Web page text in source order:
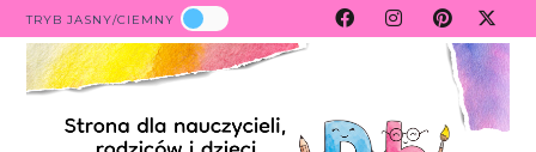
TRYB JASNY/CIEMNY